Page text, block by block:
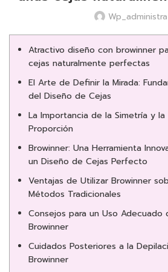
Atractivo diseño con browinner
cejas naturalmente perfectas
El Arte de Definir la Mirada:
del Diseño de Cejas
La Importancia de la Simetría y la
Proporción
Browinner: Una Herramienta
un Diseño de Cejas Perfecto
Ventajas de Utilizar Browinner
Métodos Tradicionales
Consejos para un Uso Adecuado
Browinner
Cuidados Posteriores a la
Browinner